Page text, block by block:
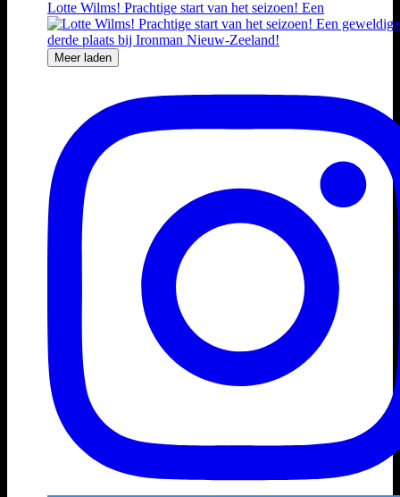
Lotte Wilms! Prachtige start van het seizoen! Een
Meer laden